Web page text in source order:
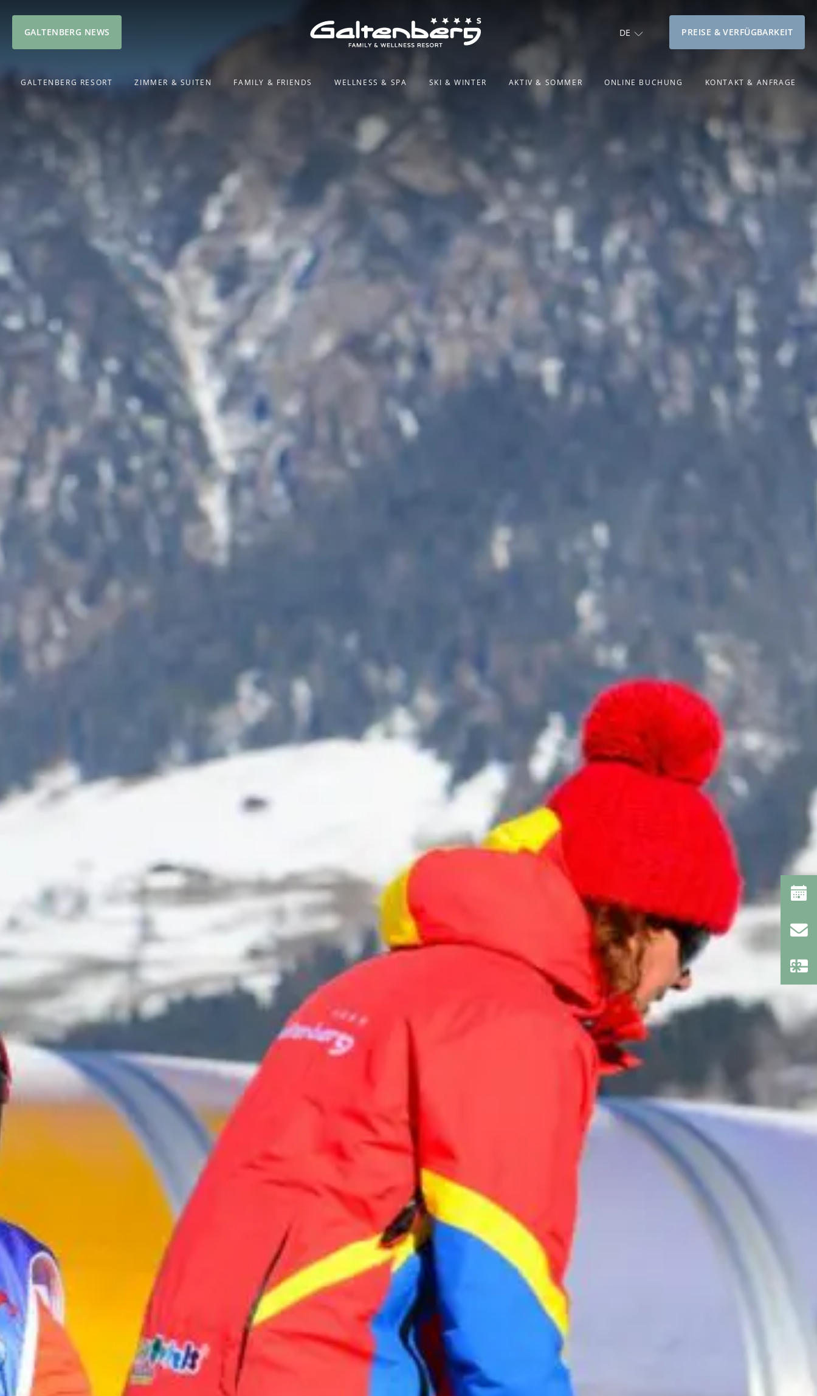
GALTENBERG NEWS DE PREISE & VERFÜGBARKEIT
GALTENBERG RESORT ZIMMER & SUITEN FAMILY & FRIENDS WELLNESS & SPA SKI & WINTER AKTIV & SOMMER ONLINE BUCHUNG KONTAKT & ANFRAGE